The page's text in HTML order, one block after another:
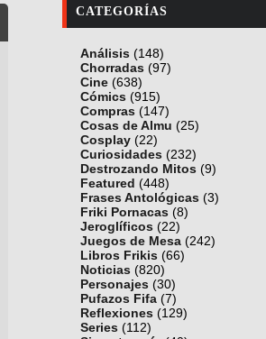
CATEGORÍAS
Análisis (148)
Chorradas (97)
Cine (638)
Cómics (915)
Compras (147)
Cosas de Almu (25)
Cosplay (22)
Curiosidades (232)
Destrozando Mitos (9)
Featured (448)
Frases Antológicas (3)
Friki Pornacas (8)
Jeroglíficos (22)
Juegos de Mesa (242)
Libros Frikis (66)
Noticias (820)
Personajes (30)
Pufazos Fifa (7)
Reflexiones (129)
Series (112)